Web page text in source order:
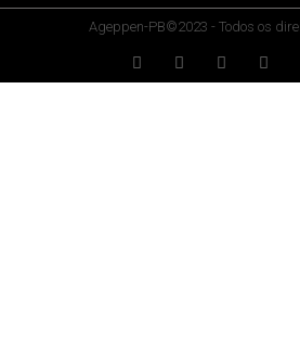
Ageppen-PB©2023 - Todos os